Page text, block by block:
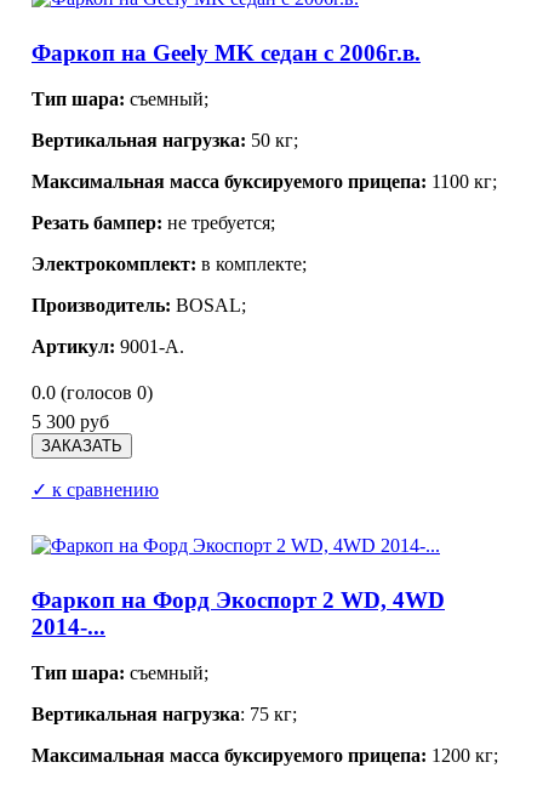
Фаркоп на Geely MK седан с 2006г.в.
Тип шара: съемный;
Вертикальная нагрузка: 50 кг;
Максимальная масса буксируемого прицепа: 1100 кг;
Резать бампер: не требуется;
Электрокомплект: в комплекте;
Производитель: BOSAL;
Артикул: 9001-A.
0.0 (голосов 0)
5 300 руб
✓ к сравнению
Фаркоп на Форд Экоспорт 2 WD, 4WD
2014-...
Тип шара: съемный;
Вертикальная нагрузка: 75 кг;
Максимальная масса буксируемого прицепа: 1200 кг;